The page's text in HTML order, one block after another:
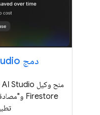
دمج Google AI Studio